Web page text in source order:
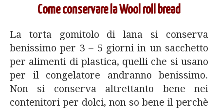
Come conservare la Wool roll bread
La torta gomitolo di lana si conserva
benissimo per 3 – 5 giorni in un sacchetto
per alimenti di plastica, quelli che si usano
per il congelatore andranno benissimo.
Non si conserva altrettanto bene nei
contenitori per dolci, non so bene il perchè